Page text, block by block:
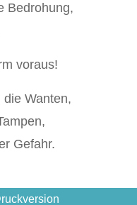
Bedrohung,
voraus!
Wanten,
Gefahr.